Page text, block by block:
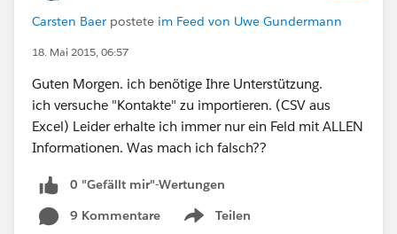
Carsten Baer postete im Feed von Uwe Gundermann
18. Mai 2015, 06:57
Guten Morgen. ich benötige Ihre Unterstützung.
ich versuche "Kontakte" zu importieren. (CSV aus
Excel) Leider erhalte ich immer nur ein Feld mit ALLEN
Informationen. Was mach ich falsch??
0 "Gefällt mir"-Wertungen
9 Kommentare
Teilen
Show menu